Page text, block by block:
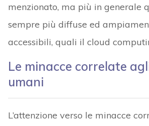
menzionato, ma più in generale
sempre più diffuse ed
accessibili, quali il cloud
Le minacce correlate
umani
L’attenzione verso le minacce